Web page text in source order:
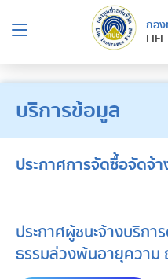
กอ
บริการข้อมูล
ประกาศการจัดซื้อจัดจ้า
ประกาศผู้ชนะจ้างบริกา
ธรรมล่วงพ้นอายุควา